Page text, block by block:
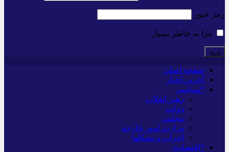
رمز عبور
مرا به خاطر بسپار
صفحه اصلی
آخرین اخبار
*سیاسی
رهبر انقلاب
دولت
مجلس
وزارت امور خارجه
احزاب و تشکلها
*اقتصادی